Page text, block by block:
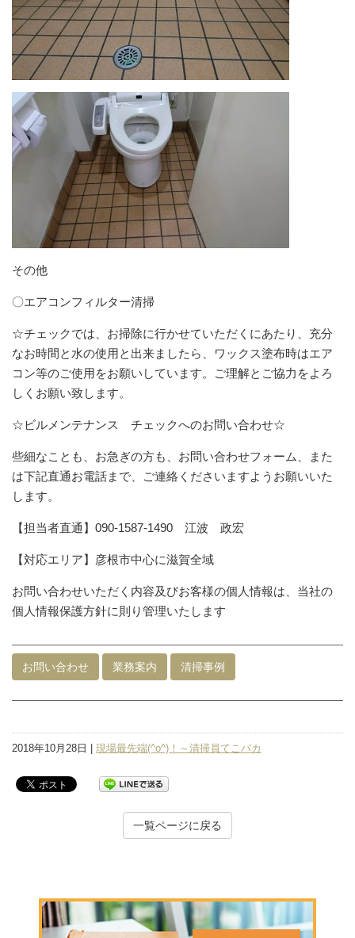
その他
〇エアコンフィルター清掃
☆チェックでは、お掃除に行かせていただくにあたり、充分
なお時間と水の使用と出来ましたら、ワックス塗布時はエア
コン等のご使用をお願いしています。ご理解とご協力をよろ
しくお願い致します。
☆ビルメンテナンス チェックへのお問い合わせ☆
些細なことも、お急ぎの方も、お問い合わせフォーム、また
は下記直通お電話まで、ご連絡くださいますようお願いいた
します。
【担当者直通】090-1587-1490 江波 政宏
【対応エリア】彦根市中心に滋賀全域
お問い合わせいただく内容及びお客様の個人情報は、当社の
個人情報保護方針に則り管理いたします
お問い合わせ 業務案内 清掃事例
2018年10月28日 | 現場最先端(^o^)！～清掃員てこパカ
一覧ページに戻る